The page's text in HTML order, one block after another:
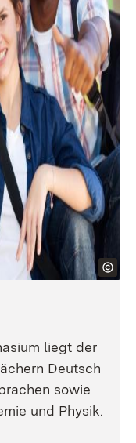
liegt der
Deutsch
sowie
und Physik.